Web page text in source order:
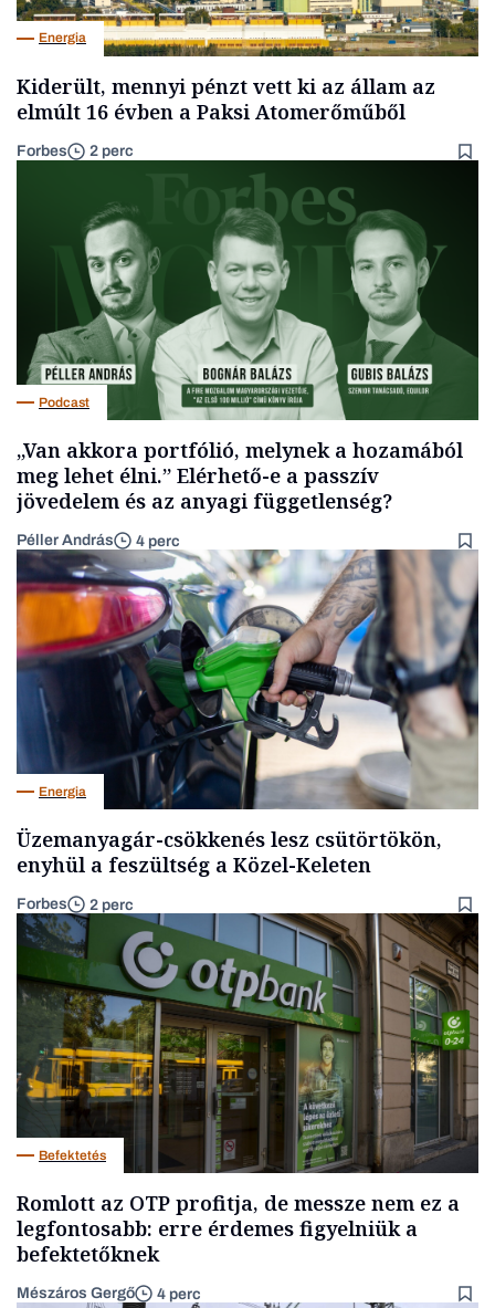
Energia
Kiderült, mennyi pénzt vett ki az állam az
elmúlt 16 évben a Paksi Atomerőműből
Forbes 2 perc
Podcast
„Van akkora portfólió, melynek a hozamából
meg lehet élni.” Elérhető-e a passzív
jövedelem és az anyagi függetlenség?
Péller András 4 perc
Energia
Üzemanyagár-csökkenés lesz csütörtökön,
enyhül a feszültség a Közel-Keleten
Forbes 2 perc
Befektetés
Romlott az OTP profitja, de messze nem ez a
legfontosabb: erre érdemes figyelniük a
befektetőknek
Mészáros Gergő 4 perc